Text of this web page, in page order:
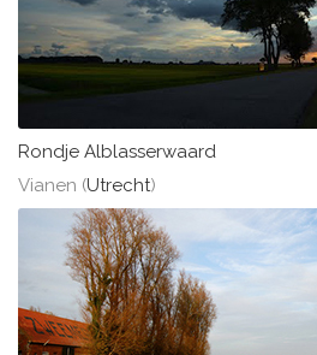
Rondje Alblasserwaard
Vianen (Utrecht)